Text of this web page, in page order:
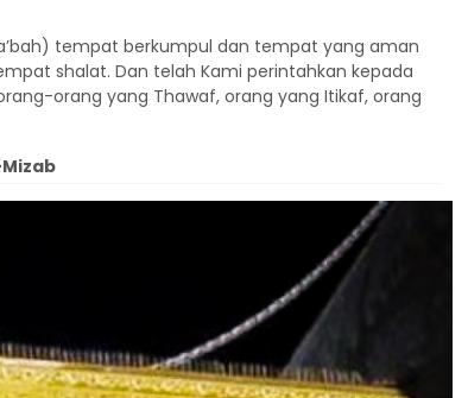
tempat berkumpul dan tempat yang aman
shalat. Dan telah Kami perintahkan kepada
orang yang Thawaf, orang yang Itikaf, orang